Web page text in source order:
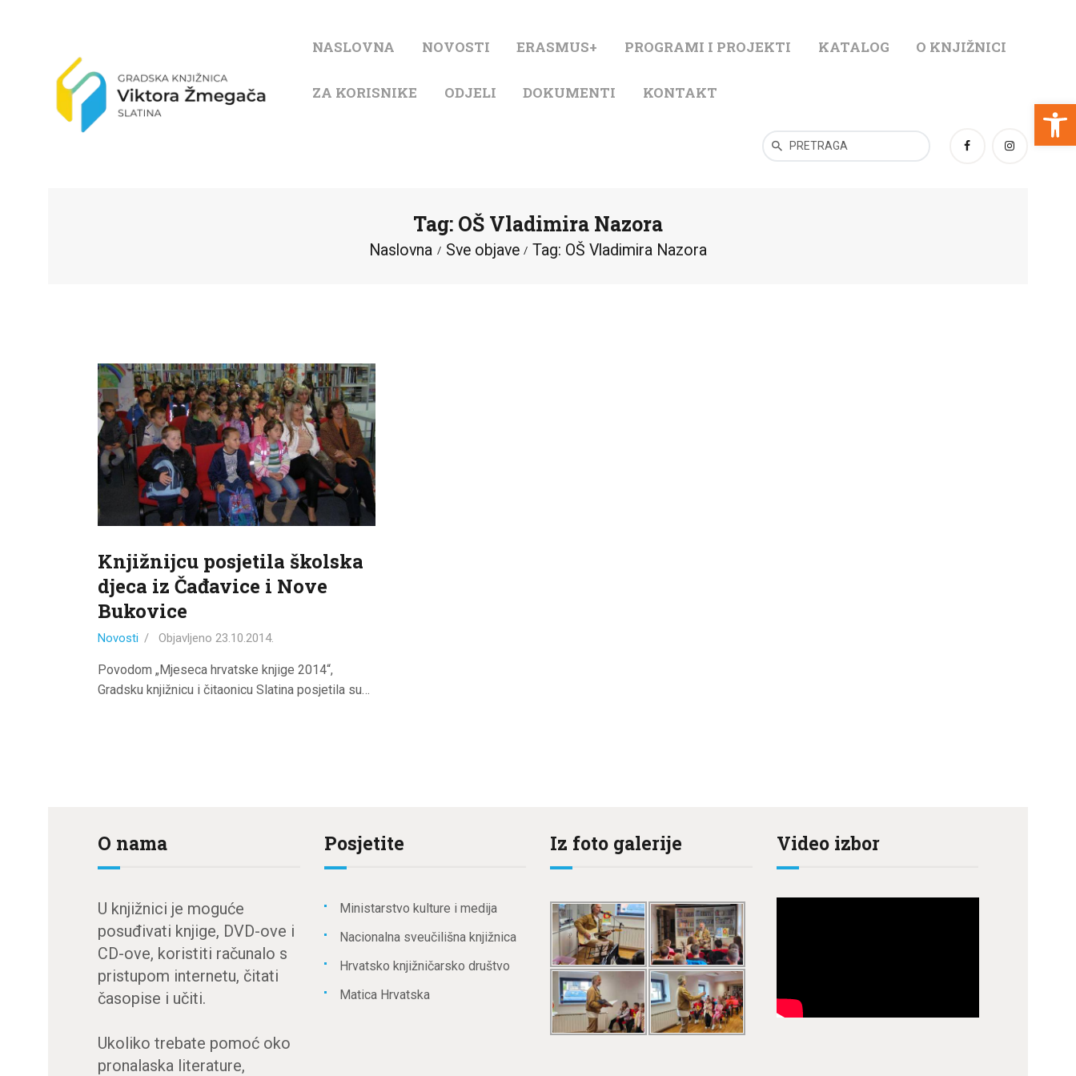
Open toolbar
NASLOVNA NOVOSTI ERASMUS+ PROGRAMI I PROJEKTI KATALOG O KNJIŽNICI
ZA KORISNIKE ODJELI DOKUMENTI KONTAKT
Tag: OŠ Vladimira Nazora
Naslovna Sve objave Tag: OŠ Vladimira Nazora
PROJEKTI
KATALOG
Knjižnijcu posjetila školska
djeca iz Čađavice i Nove
Bukovice
Novosti Objavljeno 23.10.2014.
Povodom „Mjeseca hrvatske knjige 2014“,
Gradsku knjižnicu i čitaonicu Slatina posjetila su…
O nama
U knjižnici je moguće
posuđivati knjige, DVD-ove i
CD-ove, koristiti računalo s
pristupom internetu, čitati
časopise i učiti.
Ukoliko trebate pomoć oko
pronalaska literature,
Posjetite
Ministarstvo kulture i medija
Nacionalna sveučilišna knjižnica
Hrvatsko knjižničarsko društvo
Matica Hrvatska
Iz foto galerije Video izbor